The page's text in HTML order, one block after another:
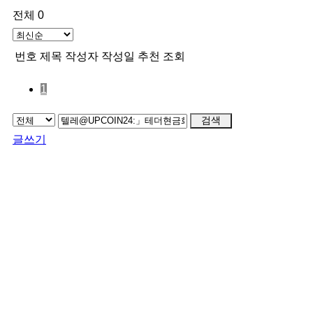
전체 0
번호 제목 작성자 작성일 추천 조회
1
검색
글쓰기